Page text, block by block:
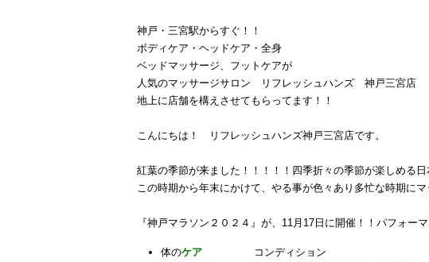
神戸・三宮駅からすぐ！！
ボディケア・ヘッドケア・全身
ベッドマッサージ、フットケアが
人気のマッサージサロン リフレッシュハンズ 神戸三宮店
地上に店舗を構えさせてもらってます！！
こんにちは！ リフレッシュハンズ神戸三宮店です。
紅葉の季節が来ました！！！！！四季折々の季節が楽しめる日
この時期から年末にかけて、やる事が色々あり多忙な時期に
『神戸マラソン２０２４』が、11月17日に開催！！パフォー
体のケア コンディション 今日の